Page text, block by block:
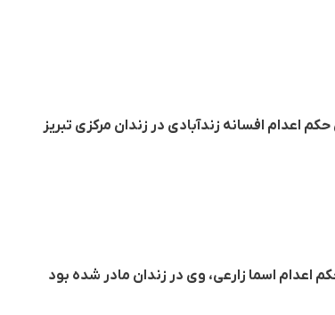
حکم اعدام افسانه زندآبادی در زندان مرکزی تبریز
اعدام اسما زارعی، وی در زندان مادر شده بود